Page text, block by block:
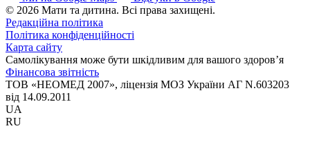
© 2026 Мати та дитина. Всі права захищені.
Редакційна політика
Політика конфіденційності
Карта сайту
Самолікування може бути шкідливим для вашого здоров’я
Фінансова звітність
ТОВ «НЕОМЕД 2007», ліцензія МОЗ України АГ N.603203
від 14.09.2011
UA
RU